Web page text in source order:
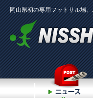
岡山県初の専用フットサル場